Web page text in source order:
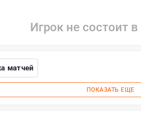
Игрок не состоит
матчей
ПОКАЗАТЬ ЕЩЕ